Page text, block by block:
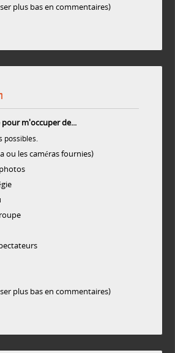
plus bas en commentaires)
pour m'occuper de...
possibles.
ou les caméras fournies)
plus bas en commentaires)